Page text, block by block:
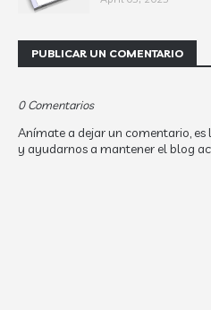
PUBLICAR UN COMENTARIO
0 Comentarios
Anímate a dejar un comentario,
y ayudarnos a mantener el blog